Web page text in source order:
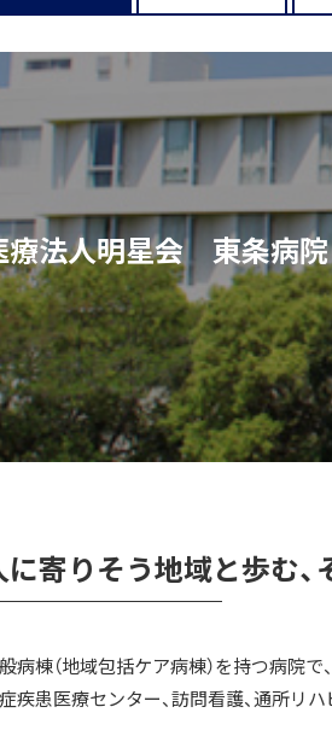
療法人明星会 東条病院
に寄りそう地域と歩む
病棟（地域包括ケア病棟）を持つ病院
疾患医療センター、訪問看護、通所リ